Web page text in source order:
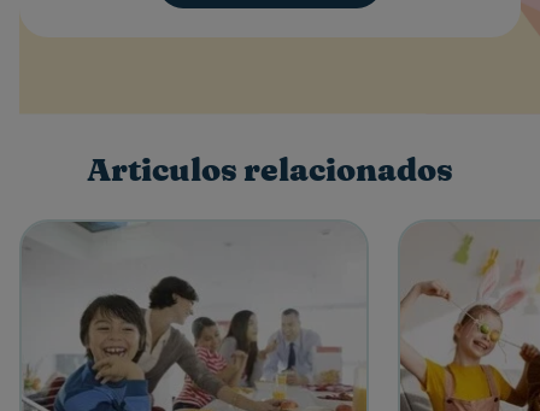
Escribe una reseña
Articulos relacionados